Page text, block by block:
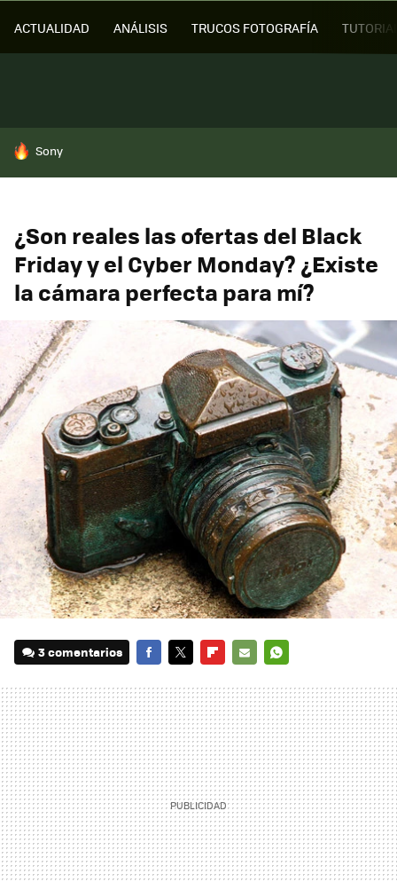
ACTUALIDAD ANÁLISIS TRUCOS FOTOGRAFÍA
HOY SE HABLA DE
Sony
¿Son reales las ofertas del Black
Friday y el Cyber Monday? ¿Existe
la cámara perfecta para mí?
3 comentarios
MAIL